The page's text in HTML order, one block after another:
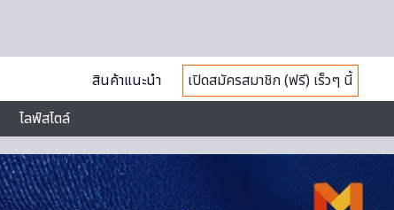
สินค้าแนะนำ
เปิดสมัครสมาชิก (ฟรี) เร็วๆ นี้
ไลฟ์สไตล์